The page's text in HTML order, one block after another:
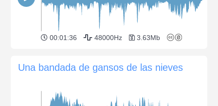
00:01:36 48000Hz 3.63Mb
Una bandada de gansos de las nieves